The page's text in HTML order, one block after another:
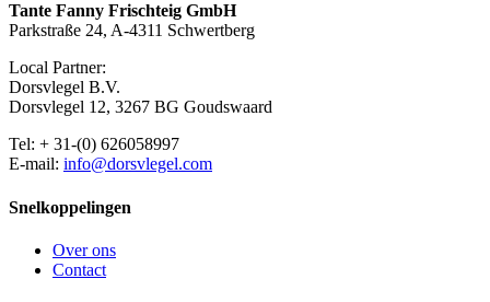
Tante Fanny Frischteig GmbH
Parkstraße 24, A-4311 Schwertberg
Local Partner:
Dorsvlegel B.V.
Dorsvlegel 12, 3267 BG Goudswaard
Tel: + 31-(0) 626058997
E-mail: info@dorsvlegel.com
Snelkoppelingen
Over ons
Contact